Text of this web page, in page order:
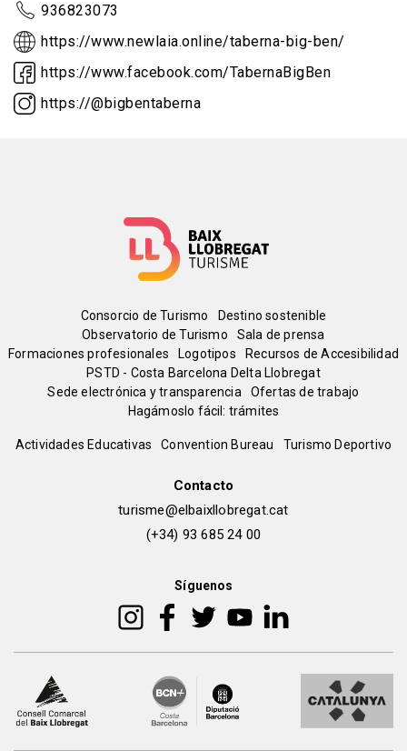
936823073
https://www.newlaia.online/taberna-big-ben/
https://www.facebook.com/TabernaBigBen
https://@bigbentaberna
Menú
del
pie
Consorcio de Turismo
Destino sostenible
Observatorio de Turismo
Sala de prensa
Formaciones profesionales
Logotipos
Recursos de Accesibilidad
PSTD - Costa Barcelona Delta Llobregat
Sede electrónica y transparencia
Ofertas de trabajo
Hagámoslo fácil: trámites
Peu
Actividades Educativas Convention Bureau Turismo Deportivo
Contacto
turisme@elbaixllobregat.cat
(+34) 93 685 24 00
Síguenos